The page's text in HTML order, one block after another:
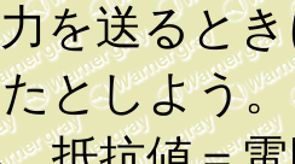
を送ると
としよう